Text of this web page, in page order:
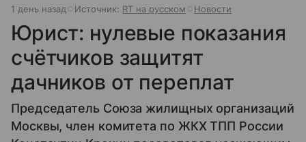
1 день назад Источник: RT на русском Новости
Юрист: нулевые показания
счётчиков защитят
дачников от переплат
Председатель Союза жилищных организаций
Москвы, член комитета по ЖКХ ТПП России